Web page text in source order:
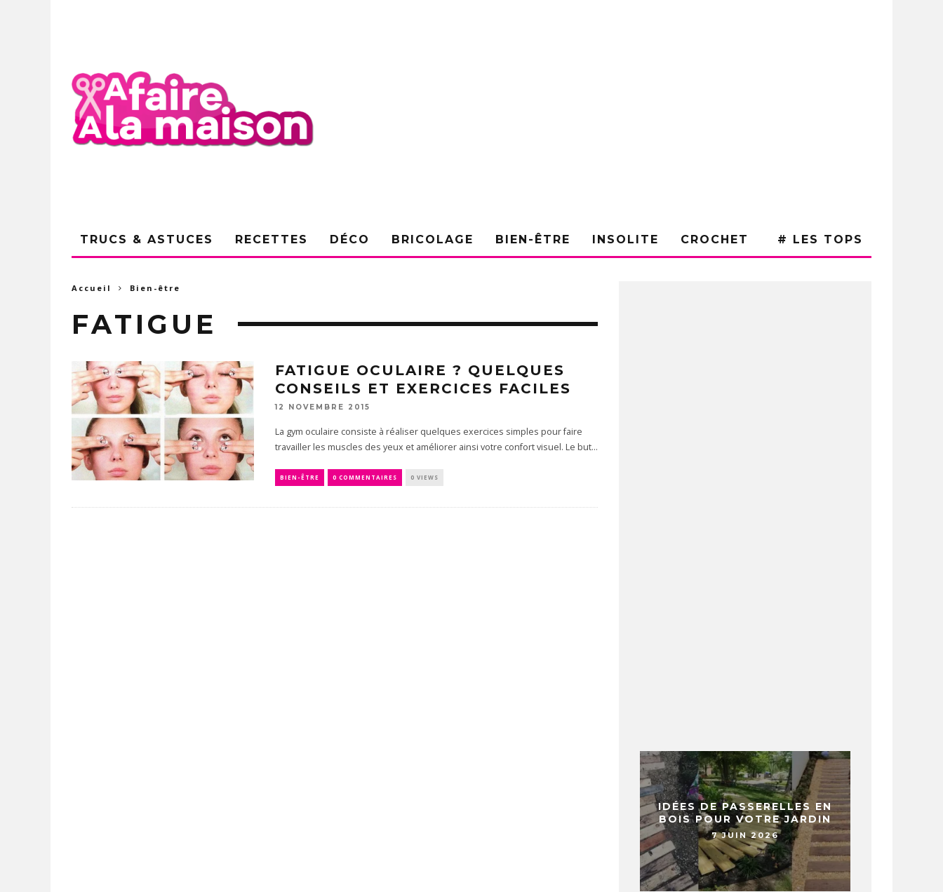
TRUCS & ASTUCES RECETTES DÉCO BRICOLAGE BIEN-ÊTRE INSOLITE CROCHET # LES TOPS
Accueil Bien-être
FATIGUE
FATIGUE OCULAIRE ? QUELQUES
CONSEILS ET EXERCICES FACILES
12 NOVEMBRE 2015
La gym oculaire consiste à réaliser quelques exercices simples pour faire
travailler les muscles des yeux et améliorer ainsi votre confort visuel. Le but...
BIEN-ÊTRE 0 COMMENTAIRES 0 VIEWS
IDÉES DE PASSERELLES EN
BOIS POUR VOTRE JARDIN
7 JUIN 2026